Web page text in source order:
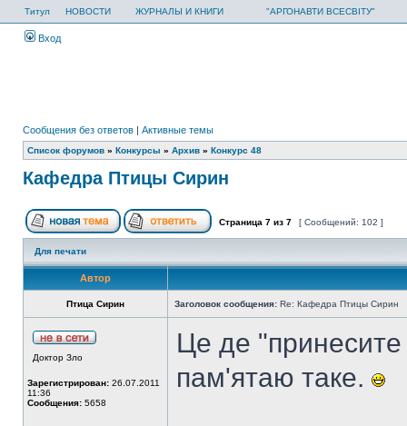
Титул НОВОСТИ ЖУРНАЛЫ И КНИГИ "АРГОНАВТИ ВСЕСВІТУ"
Вход
Сообщения без ответов | Активные темы
Список форумов » Конкурсы » Архив » Конкурс 48
Кафедра Птицы Сирин
Страница 7 из 7 [ Сообщений: 102 ]
Для печати
Автор
Птица Сирин Заголовок сообщения: Re: Кафедра Птицы Сирин
Доктор Зло
Зарегистрирован: 26.07.2011
11:36
Сообщения: 5658
Це де
пам'ятаю таке.